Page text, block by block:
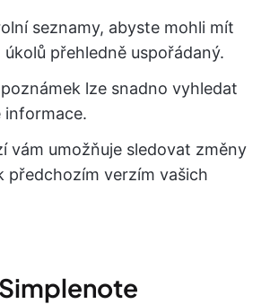
seznamy, abyste mohli mít
úkolů přehledně uspořádaný.
lze snadno vyhledat
informace.
vám umožňuje sledovat změny
předchozím verzím vašich